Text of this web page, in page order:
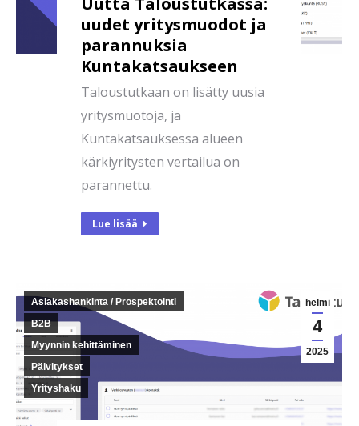
uudet yritysmuodot ja
parannuksia
Kuntakatsaukseen
Taloustutkaan on lisätty uusia
yritysmuotoja, ja
Kuntakatsauksessa alueen
kärkiyritysten vertailua on
parannettu.
Lue lisää
helmi
4
2025
Asiakashankinta / Prospektointi
B2B
Myynnin kehittäminen
Päivitykset
Yrityshaku